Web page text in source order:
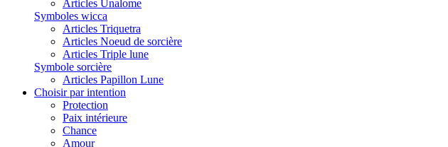
Articles Unalome
Symboles wicca
Articles Triquetra
Articles Noeud de sorcière
Articles Triple lune
Symbole sorcière
Articles Papillon Lune
Choisir par intention
Protection
Paix intérieure
Chance
Amour